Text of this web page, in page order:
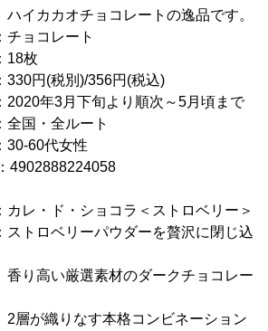
ョコレートの逸品です。
レート
枚
330円(税別)/356円(税込)
3月下旬より順次～5月頃まで
・全ルート
60代女性
・ショコラ＜ストロベリー＞
ベリーパウダーを贅沢に閉じ込
素材のダークチョコレー
す本格コンビネーション